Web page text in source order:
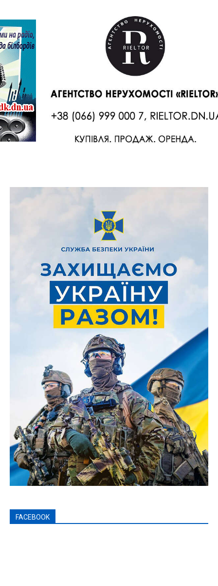
FACEBOOK